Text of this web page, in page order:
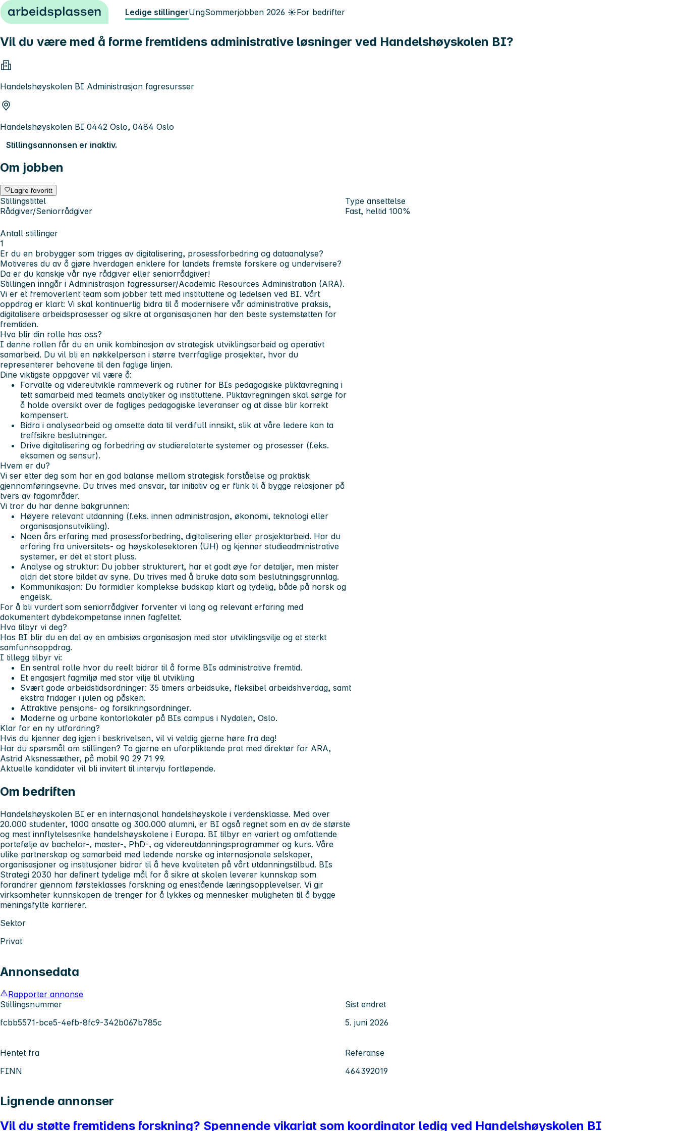
Hopp til innhold Ledige stillingerUngSommerjobben 2026 ☀️For bedrifter
Vil du være med å forme fremtidens administrative løsninger ved Handelshøyskolen BI?
Handelshøyskolen BI Administrasjon fagresursser
Handelshøyskolen BI 0442 Oslo, 0484 Oslo
Stillingsannonsen er inaktiv.
Om jobben
Lagre favoritt
Stillingstittel
Rådgiver/Seniorrådgiver
Type ansettelse
Fast, heltid 100%
Antall stillinger
1
Er du en brobygger som trigges av digitalisering, prosessforbedring og dataanalyse?
Motiveres du av å gjøre hverdagen enklere for landets fremste forskere og undervisere?
Da er du kanskje vår nye rådgiver eller seniorrådgiver!
Stillingen inngår i Administrasjon fagressurser/Academic Resources Administration (ARA).
Vi er et fremoverlent team som jobber tett med instituttene og ledelsen ved BI. Vårt
oppdrag er klart: Vi skal kontinuerlig bidra til å modernisere vår administrative praksis,
digitalisere arbeidsprosesser og sikre at organisasjonen har den beste systemstøtten for
fremtiden.
Hva blir din rolle hos oss?
I denne rollen får du en unik kombinasjon av strategisk utviklingsarbeid og operativt
samarbeid. Du vil bli en nøkkelperson i større tverrfaglige prosjekter, hvor du
representerer behovene til den faglige linjen.
Dine viktigste oppgaver vil være å:
Forvalte og videreutvikle rammeverk og rutiner for BIs pedagogiske pliktavregning i
tett samarbeid med teamets analytiker og instituttene. Pliktavregningen skal sørge for
å holde oversikt over de fagliges pedagogiske leveranser og at disse blir korrekt
kompensert.
Bidra i analysearbeid og omsette data til verdifull innsikt, slik at våre ledere kan ta
treffsikre beslutninger.
Drive digitalisering og forbedring av studierelaterte systemer og prosesser (f.eks.
eksamen og sensur).
Hvem er du?
Vi ser etter deg som har en god balanse mellom strategisk forståelse og praktisk
gjennomføringsevne. Du trives med ansvar, tar initiativ og er flink til å bygge relasjoner på
tvers av fagområder.
Vi tror du har denne bakgrunnen:
Høyere relevant utdanning (f.eks. innen administrasjon, økonomi, teknologi eller
organisasjonsutvikling).
Noen års erfaring med prosessforbedring, digitalisering eller prosjektarbeid. Har du
erfaring fra universitets- og høyskolesektoren (UH) og kjenner studieadministrative
systemer, er det et stort pluss.
Analyse og struktur: Du jobber strukturert, har et godt øye for detaljer, men mister
aldri det store bildet av syne. Du trives med å bruke data som beslutningsgrunnlag.
Kommunikasjon: Du formidler komplekse budskap klart og tydelig, både på norsk og
engelsk.
For å bli vurdert som seniorrådgiver forventer vi lang og relevant erfaring med
dokumentert dybdekompetanse innen fagfeltet.
Hva tilbyr vi deg?
Hos BI blir du en del av en ambisiøs organisasjon med stor utviklingsvilje og et sterkt
samfunnsoppdrag.
I tillegg tilbyr vi:
En sentral rolle hvor du reelt bidrar til å forme BIs administrative fremtid.
Et engasjert fagmiljø med stor vilje til utvikling
Svært gode arbeidstidsordninger: 35 timers arbeidsuke, fleksibel arbeidshverdag, samt
ekstra fridager i julen og påsken.
Attraktive pensjons- og forsikringsordninger.
Moderne og urbane kontorlokaler på BIs campus i Nydalen, Oslo.
Klar for en ny utfordring?
Hvis du kjenner deg igjen i beskrivelsen, vil vi veldig gjerne høre fra deg!
Har du spørsmål om stillingen? Ta gjerne en uforpliktende prat med direktør for ARA,
Astrid Aksnessæther, på mobil 90 29 71 99.
Aktuelle kandidater vil bli invitert til intervju fortløpende.
Om bedriften
Handelshøyskolen BI er en internasjonal handelshøyskole i verdensklasse. Med over
20.000 studenter, 1000 ansatte og 300.000 alumni, er BI også regnet som en av de største
og mest innflytelsesrike handelshøyskolene i Europa. BI tilbyr en variert og omfattende
portefølje av bachelor-, master-, PhD-, og videreutdanningsprogrammer og kurs. Våre
ulike partnerskap og samarbeid med ledende norske og internasjonale selskaper,
organisasjoner og institusjoner bidrar til å heve kvaliteten på vårt utdanningstilbud. BIs
Strategi 2030 har definert tydelige mål for å sikre at skolen leverer kunnskap som
forandrer gjennom førsteklasses forskning og enestående læringsopplevelser. Vi gir
virksomheter kunnskapen de trenger for å lykkes og mennesker muligheten til å bygge
meningsfylte karrierer.
Sektor
Privat
Annonsedata
Rapporter annonse
Stillingsnummer
fcbb5571-bce5-4efb-8fc9-342b067b785c
Sist endret
5. juni 2026
Hentet fra
FINN
Referanse
464392019
Lignende annonser
Vil du støtte fremtidens forskning? Spennende vikariat som koordinator ledig ved Handelshøyskolen BI